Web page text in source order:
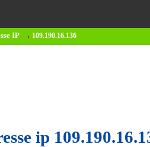
IP 109.190.16.136
ip